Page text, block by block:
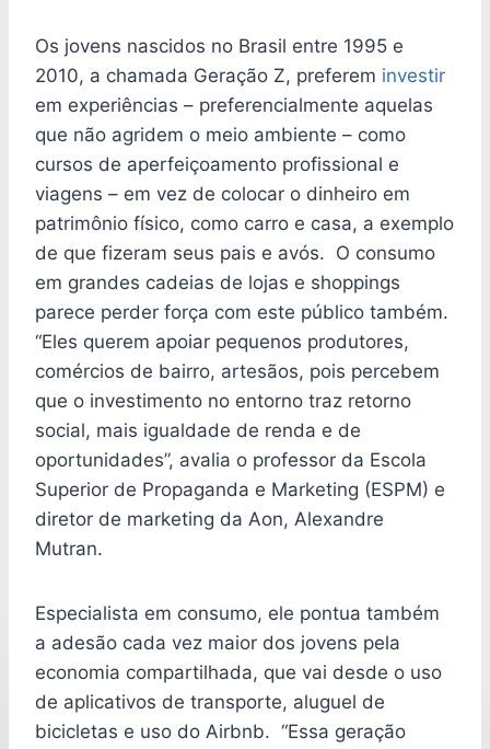
Os jovens nascidos no Brasil entre 1995 e
2010, a chamada Geração Z, preferem investir
em experiências – preferencialmente aquelas
que não agridem o meio ambiente – como
cursos de aperfeiçoamento profissional e
viagens – em vez de colocar o dinheiro em
patrimônio físico, como carro e casa, a exemplo
de que fizeram seus pais e avós. O consumo
em grandes cadeias de lojas e shoppings
parece perder força com este público também.
“Eles querem apoiar pequenos produtores,
comércios de bairro, artesãos, pois percebem
que o investimento no entorno traz retorno
social, mais igualdade de renda e de
oportunidades”, avalia o professor da Escola
Superior de Propaganda e Marketing (ESPM) e
diretor de marketing da Aon, Alexandre
Mutran.
Especialista em consumo, ele pontua também
a adesão cada vez maior dos jovens pela
economia compartilhada, que vai desde o uso
de aplicativos de transporte, aluguel de
bicicletas e uso do Airbnb. “Essa geração